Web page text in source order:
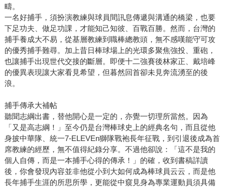
疇。
一名好捕手，須扮演教練與球員間訊息傳遞與溝通的橋梁，也要
下足功夫、做足功課，才能知己知彼、百戰百勝。然而，台灣的
捕手養成大不易，從基層教練到職棒總教頭，無不感嘆能守可攻
的優秀捕手難尋。加上昔日棒球場上的光環多聚焦強投、重砲，
也讓捕手出現世代交接的斷層。即便十二強賽後林家正、戴培峰
的優異表現讓大家看見希望，但暮然回首卻未見奔流湧至的後
浪。
捕手傳承大補帖
聽聞志綱出書，替他開心是一定的，亦覺一切理所當然。因為
「又是高志綱！」至今仍是台灣棒球史上的經典名句，而且從他
身披中華隊、統一7-ELEVEn獅隊戰袍長年征戰，到引退後成為首
席教練的經歷，無不值得紀錄分享。不過他卻說：「這不是我的
個人自傳，而是一本捕手心得的傳承！」的確，收到書稿詳讀
後，你會發現內容並非他從小到大如何成為棒球員云云，而是他
長年捕手生涯的所思所學，更能從中窺見身為專業運動員須具備